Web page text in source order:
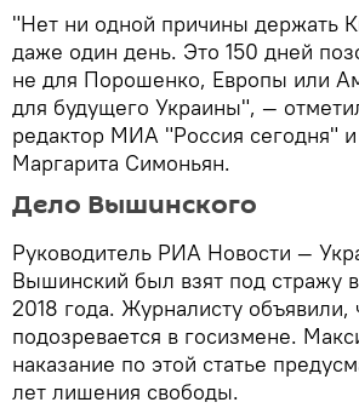
"Нет ни одной причины держать
даже один день. Это 150 дней
не для Порошенко, Европы или
для будущего Украины", —
редактор МИА "Россия сегодня" и
Маргарита Симоньян.
Дело Вышинского
Руководитель РИА Новости —
Вышинский был взят под стражу
2018 года. Журналисту объявили,
подозревается в госизмене.
наказание по этой статье
лет лишения свободы.